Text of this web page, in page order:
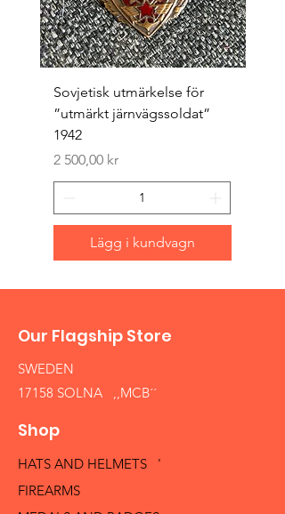
Sovjetisk utmärkelse för
”utmärkt järnvägssoldat”
1942
Pris
2 500,00 kr
Lägg i kundvagn
Our Flagship Store
SWEDEN
17158 SOLNA ,,MCB´´
Shop
HATS AND HELMETS '
FIREARMS